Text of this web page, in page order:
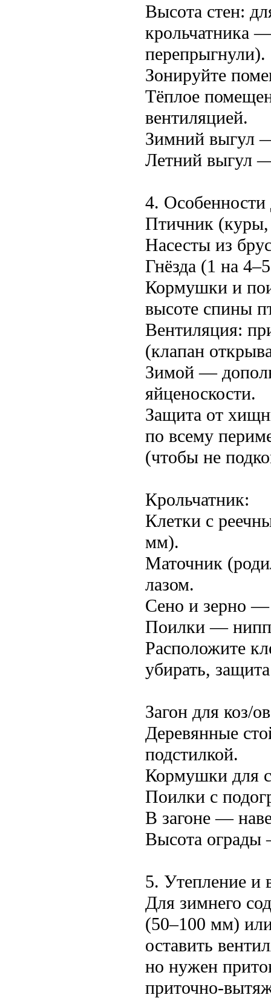
Высота стен:
крольчатника
перепрыгнули).
Зонируйте
Тёплое
вентиляцией.
Зимний выгул
Летний выгул
4.
Птичник
Насесты из
Гнёзда (1 на
Кормушки и
высоте спины
Вентиляция:
(клапан
Зимой —
яйценоскости.
Защита от
по всему
(чтобы не
Крольчатник:
Клетки с
мм).
Маточник
лазом.
Сено и зерно
Поилки —
Расположите
убирать,
Загон для коз/
Деревянные
подстилкой.
Кормушки для
Поилки с
В загоне —
Высота
5. Утепление и
Для зимнего
(50–100 мм)
оставить
но нужен
приточно-